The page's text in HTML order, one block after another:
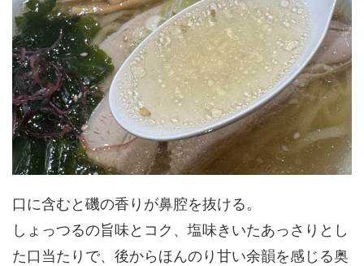
口に含むと磯の香りが鼻腔を抜ける。
しょっつるの旨味とコク、塩味きいたあっさりとし
た口当たりで、後からほんのり甘い余韻を感じる奥